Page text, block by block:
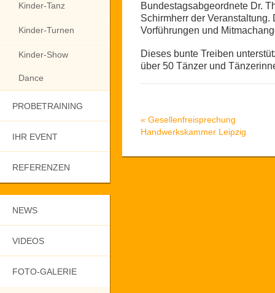
Kinder-Tanz
Kinder-Turnen
Kinder-Show
Dance
PROBETRAINING
IHR EVENT
REFERENZEN
NEWS
VIDEOS
FOTO-GALERIE
Bundestagsabgeordnete Dr.
Schirmherr der
Vorführungen und
Dieses bunte Treiben
über 50 Tänzer und
« Gesellenfreisprechung
Handwerkskammer Leipzig